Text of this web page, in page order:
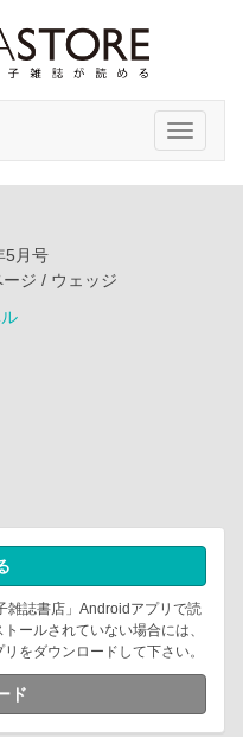
Toggle
5月号
ジ / ウェッジ
雑誌書店」Androidアプリで読
ールされていない場合には、
をダウンロードして下さい。
ド